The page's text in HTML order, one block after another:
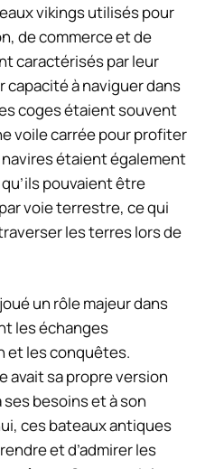
vikings utilisés pour
de commerce et de
caractérisés par leur
à naviguer dans
coges étaient souvent
voile carrée pour profiter
étaient également
pouvaient être
voie terrestre, ce qui
les terres lors de
un rôle majeur dans
les échanges
et les conquêtes.
avait sa propre version
besoins et à son
ces bateaux antiques
et d’admirer les